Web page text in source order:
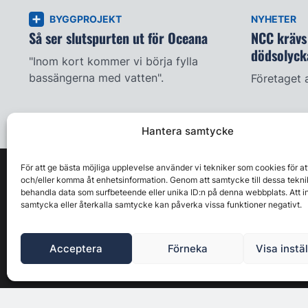
Hantera samtycke
För att ge bästa möjliga upplevelse använder vi tekniker som cookies för
och/eller komma åt enhetsinformation. Genom att samtycke till dessa
behandla data som surfbeteende eller unika ID:n på denna webbplats. Att
samtycka eller återkalla samtycke kan påverka vissa funktioner negativt.
Acceptera Förneka Visa
BYGGPROJEKT
Så ser slutspurten ut för Oceana
"Inom kort kommer vi börja fylla
bassängerna med vatten".
NYHETER
NCC
Företaget